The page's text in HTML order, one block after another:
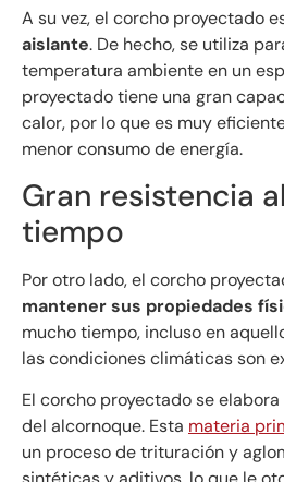
A su vez, el corcho proyectado
aislante. De hecho, se utiliza
temperatura ambiente en un
proyectado tiene una gran
calor, por lo que es muy
menor consumo de energía.
Gran resistencia
tiempo
Por otro lado, el corcho
mantener sus propiedades
mucho tiempo, incluso en
las condiciones climáticas son
El corcho proyectado se
del alcornoque. Esta materia
un proceso de trituración y